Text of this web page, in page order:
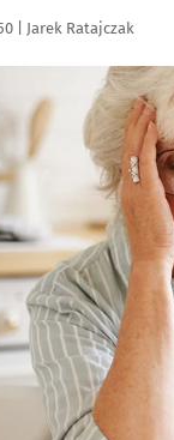
| Autor:
Jarek Ratajczak